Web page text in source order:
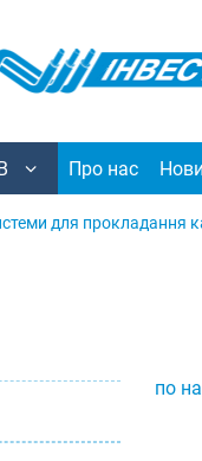
Про нас
для прокладання
по